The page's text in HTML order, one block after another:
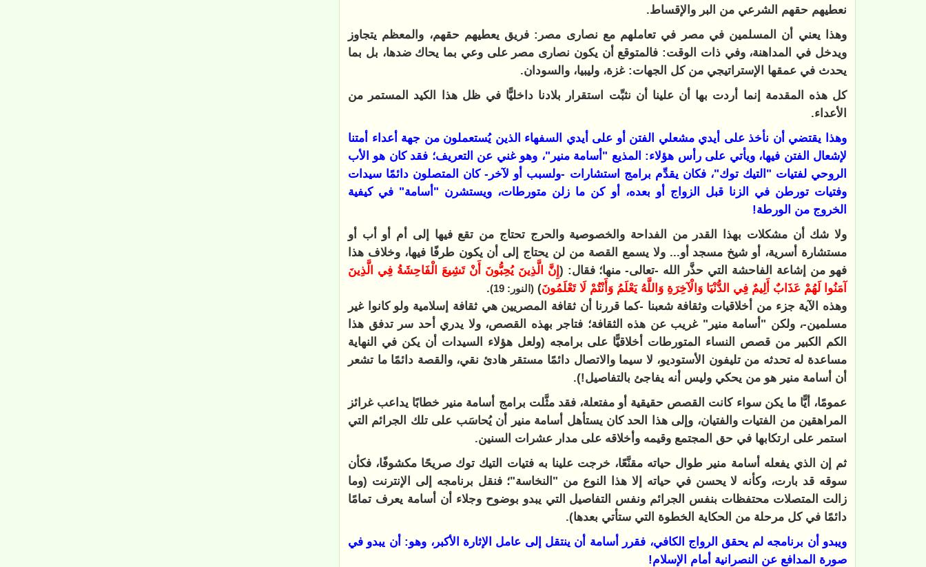
نعطيهم حقهم الشرعي من البر والإقساط.
وهذا يعني أن المسلمين في مصر في تعاملهم مع نصارى مصر: فريق يعطيهم حقهم، والمعظم يتجاوز
ويدخل في المداهنة، وفي ذات الوقت: فالمتوقع أن يكون نصارى مصر على وعي بما يحاك ضدها، بل بما
يحدث في عمقها الإستراتيجي من كل الجهات: غزة، وليبيا، والسودان.
كل هذه المقدمة إنما أردت بها أن علينا أن نثبِّت استقرار بلادنا داخليًّا في ظل هذا الكيد المستمر من
الأعداء.
وهذا يقتضي أن نأخذ على أيدي مشعلي الفتن أو على أيدي السفهاء الذين يُستعملون من جهة أعداء أمتنا
لإشعال الفتن فيها، ويأتي على رأس هؤلاء: المذيع "أسامة منير"، وهو غني عن التعريف؛ فقد كان هو الأب
الروحي لفتيات "التيك توك"، فكان يقدِّم برامج استشارات -ولسبب أو لآخر- كان المتصلون دائمًا سيدات
وفتيات تورطن في الزنا قبل الزواج أو بعده، أو كن ما زلن متورطات، ويستشرن "أسامة" في كيفية
الخروج من الورطة!
ولا شك أن مشكلات بهذا القدر من الفداحة والخصوصية والحرج تحتاج من تقع فيها إلى أم أو أب أو
مستشارة أسرية، أو شيخ مسجد أو... ولا يسمع القصة من لن يحتاج إلى أن يكون طرفًا فيها، وخلاف هذا
فهو من إشاعة الفاحشة التي حذَّر الله -تعالى- منها؛ فقال: (إِنَّ الَّذِينَ يُحِبُّونَ أَنْ تَشِيعَ الْفَاحِشَةُ فِي الَّذِينَ
آمَنُوا لَهُمْ عَذَابٌ أَلِيمٌ فِي الدُّنْيَا وَالْآخِرَةِ وَاللَّهُ يَعْلَمُ وَأَنْتُمْ لَا تَعْلَمُونَ) (النور: 19)
.
وهذه الآية جزء من أخلاقيات وثقافة شعبنا -كما قررنا أن ثقافة المصريين هي ثقافة إسلامية ولو كانوا غير
مسلمين-، ولكن "أسامة منير" غريب عن هذه الثقافة؛ فتاجر بهذه القصص، ولا يدري أحد سر تدفق هذا
الكم الكبير من قصص النساء المتورطات أخلاقيًّا على برامجه (ولعل هؤلاء السيدات أن يكن في النهاية
مساعدة له تحدثه من تليفون الأستوديو، لا سيما والاتصال دائمًا مستقر هادئ نقي، والقصة دائمًا ما تشعر
أن أسامة منير هو من يحكي وليس أنه يفاجئ بالتفاصيل!).
عمومًا، أيًّا ما يكن سواء كانت القصص حقيقية أو مفتعلة، فقد مثَّلت برامج أسامة منير خطابًا يداعب غرائز
المراهقين من الفتيات والفتيان، وإلى هذا الحد كان يستأهل أسامة منير أن يُحاسَب على تلك الجرائم التي
استمر على ارتكابها في حق المجتمع وقيمه وأخلاقه على مدار عشرات السنين.
ثم إن الذي يفعله أسامة منير طوال حياته مقنَّعًا، خرجت علينا به فتيات التيك توك صريحًا مكشوفًا، فكأن
سوقه قد بارت، وكأنه لا يحسن في حياته إلا هذا النوع من "النخاسة"؛ فنقل برنامجه إلى الإنترنت (وما
زالت المتصلات محتفظات بنفس الجرائم ونفس التفاصيل التي يبدو بوضوح وجلاء أن أسامة يعرف تمامًا
دائمًا في كل مرحلة من الحكاية الخطوة التي ستأتي بعدها).
ويبدو أن برنامجه لم يحقق الرواج الكافي، فقرر أسامة أن ينتقل إلى عامل الإثارة الأكبر، وهو: أن يبدو في
صورة المدافع عن النصرانية أمام الإسلام!